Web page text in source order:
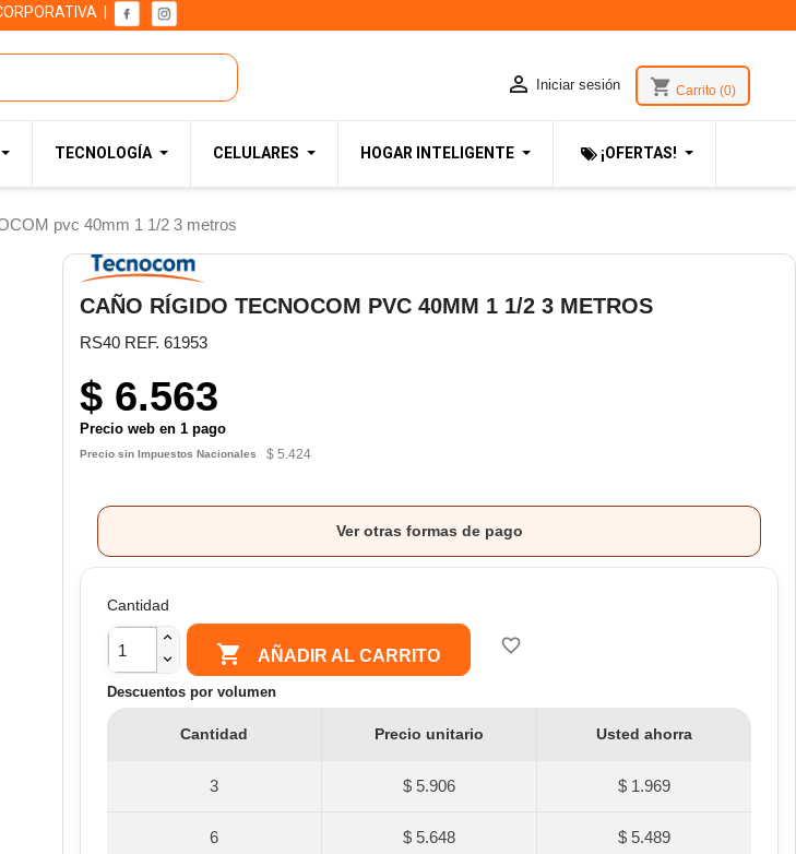
 Iniciar sesión shopping_cart Carrito (0)
TECNOLOGÍA CELULARES HOGAR INTELIGENTE ¡OFERTAS!
pvc 40mm 1 1/2 3 metros
CAÑO RÍGIDO TECNOCOM PVC 40MM 1 1/2 3 METROS
RS40 REF. 61953
$ 6.563
Precio web en 1 pago
Precio sin Impuestos Nacionales $ 5.424
Ver otras formas de pago
Cantidad
 AÑADIR AL CARRITO favorite_border
Descuentos por volumen
Cantidad Precio unitario Usted ahorra
3 $ 5.906 $ 1.969
6 $ 5.648 $ 5.489